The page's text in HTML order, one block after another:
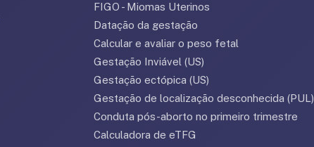
FIGO - Miomas Uterinos
Datação da gestação
Calcular e avaliar o peso fetal
Gestação Inviável (US)
Gestação ectópica (US)
Gestação de localização desconhecida (PUL)
Conduta pós-aborto no primeiro trimestre
Calculadora de eTFG